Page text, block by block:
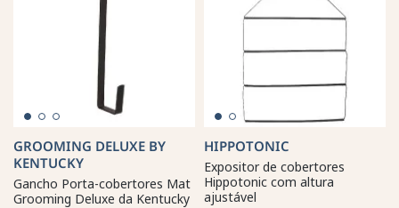
GROOMING DELUXE BY
KENTUCKY
Gancho Porta-cobertores Mat
Grooming Deluxe da Kentucky
HIPPOTONIC
Expositor de cobertores
Hippotonic com altura
ajustável